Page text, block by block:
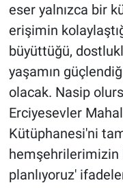
eser yalnızca bir
erişimin
büyüttüğü,
yaşamın
olacak. Nasip
Erciyesevler
Kütüphanesi'ni
hemşehrilerimizin
planlıyoruz'